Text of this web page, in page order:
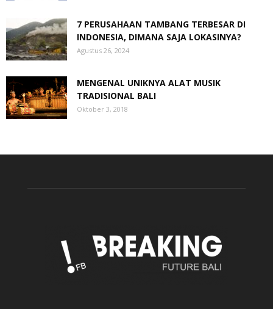
7 PERUSAHAAN TAMBANG TERBESAR DI
INDONESIA, DIMANA SAJA LOKASINYA?
Agustus 26, 2024
MENGENAL UNIKNYA ALAT MUSIK
TRADISIONAL BALI
Oktober 3, 2018